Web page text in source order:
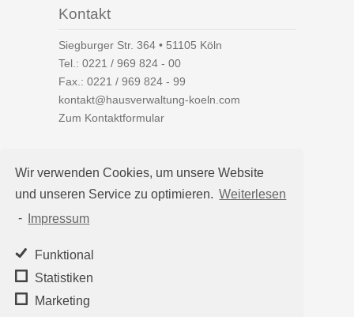
Wir verwenden Cookies, um unsere Website
und unseren Service zu optimieren. Weiterlesen
-
Impressum
Funktional
Statistiken
Marketing
Kontakt
Siegburger Str. 364 • 51105 Köln
Tel.: 0221 / 969 824 - 00
Fax.: 0221 / 969 824 - 99
kontakt@hausverwaltung-koeln.com
Zum Kontaktformular
Auf einen Blick
Hausverwaltung Köln
Immobilienverwaltung Köln
WEG-Verwaltung
Mietverwaltung